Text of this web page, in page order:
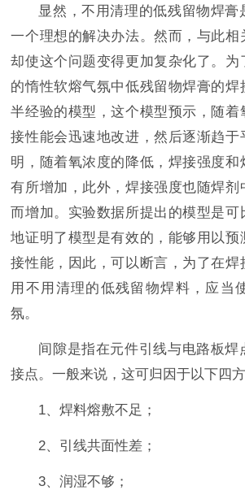
显然，不用清理的低残留物焊膏
一个理想的解决办法。然而，与此相
却使这个问题变得更加复杂化了。为
的惰性软熔气氛中低残留物焊膏的焊
半经验的模型，这个模型预示，随着
接性能会迅速地改进，然后逐渐趋于
明，随着氧浓度的降低，焊接强度和
有所增加，此外，焊接强度也随焊剂
而增加。实验数据所提出的模型是可
地证明了模型是有效的，能够用以预
接性能，因此，可以断言，为了在焊
用不用清理的低残留物焊料，应当
氛。
间隙是指在元件引线与电路板焊
接点。一般来说，这可归因于以下四
1、焊料熔敷不足；
2、引线共面性差；
3、润湿不够；